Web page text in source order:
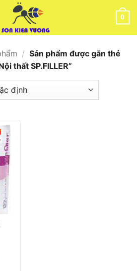
0
/ Sản phẩm được gắn thẻ
thất SP.FILLER”